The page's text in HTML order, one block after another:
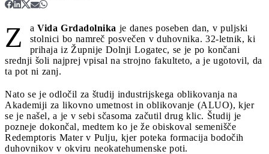
Z a Vida Grdadolnika je danes poseben dan, v puljski
stolnici bo namreč posvečen v duhovnika. 32-letnik, ki
prihaja iz Župnije Dolnji Logatec, se je po končani
srednji šoli najprej vpisal na strojno fakulteto, a je ugotovil, da
ta pot ni zanj.
Nato se je odločil za študij industrijskega oblikovanja na
Akademiji za likovno umetnost in oblikovanje (ALUO), kjer
se je našel, a je v sebi sčasoma začutil drug klic. Študij je
pozneje dokončal, medtem ko je že obiskoval semenišče
Redemptoris Mater v Pulju, kjer poteka formacija bodočih
duhovnikov v okviru neokatehumenske poti.